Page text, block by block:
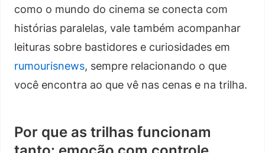
como o mundo do cinema se conecta com
histórias paralelas, vale também acompanhar
leituras sobre bastidores e curiosidades em
rumourisnews, sempre relacionando o que
você encontra ao que vê nas cenas e na trilha.
Por que as trilhas funcionam